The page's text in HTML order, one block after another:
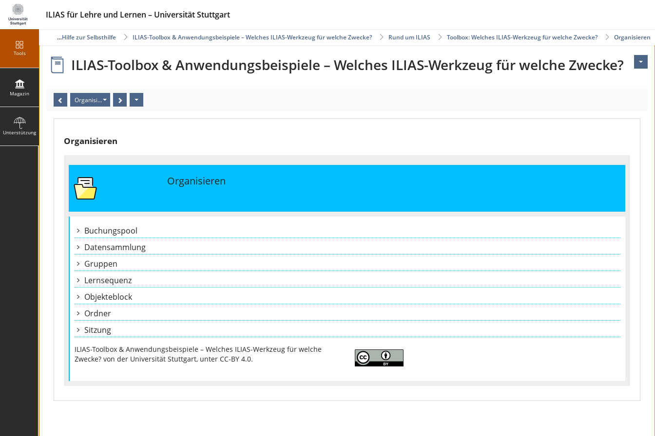
ILIAS für Lehre und Lernen – Universität Stuttgart
Tools
Magazin
Unterstützung
Organisieren
Toolbox: Welches ILIAS-Werkzeug für welche Zwecke?
Rund um ILIAS
ILIAS-Toolbox & Anwendungsbeispiele – Welches ILIAS-Werkzeug für welche Zwecke?
Hilfe zur Selbsthilfe
ILIAS-Toolbox & Anwendungsbeispiele – Welches ILIAS-Werkzeug für welche Zwecke?
Organisieren
Organisieren
Organisieren
Buchungspool
Datensammlung
Gruppen
Lernsequenz
Objekteblock
Ordner
Sitzung
ILIAS-Toolbox & Anwendungsbeispiele – Welches ILIAS-Werkzeug für welche
Zwecke? von der Universität Stuttgart, unter CC-BY 4.0.